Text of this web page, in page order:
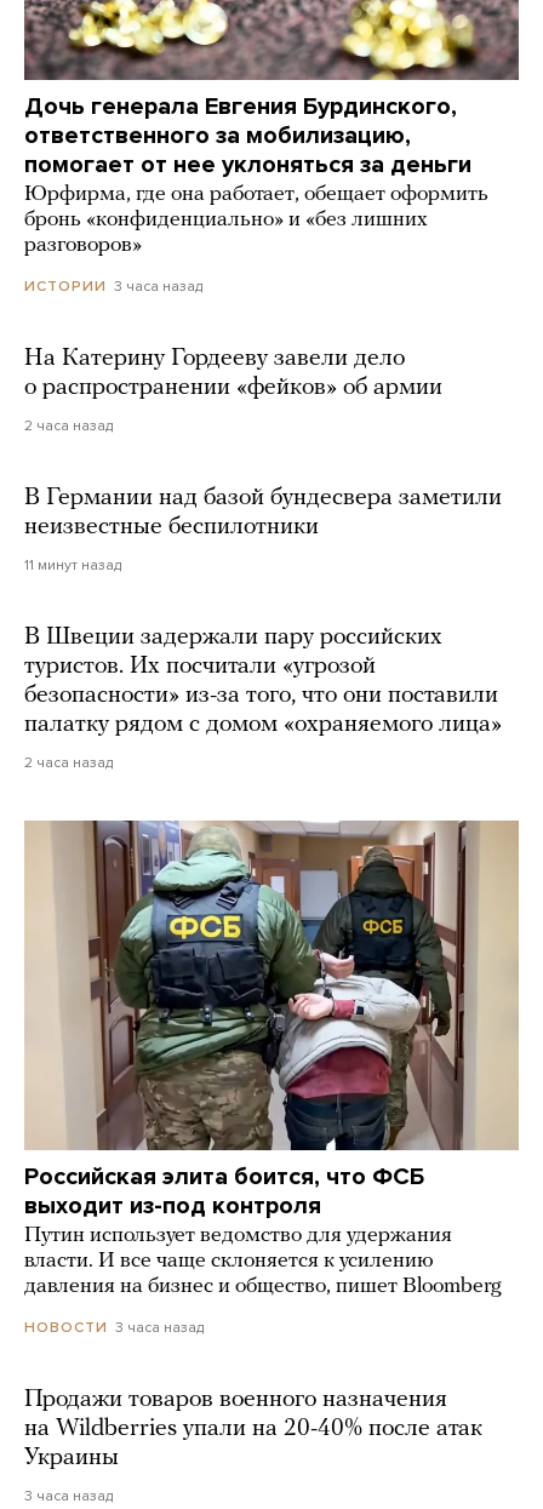
Дочь генерала Евгения Бурдинского,
ответственного за мобилизацию,
помогает от нее уклоняться за деньги
Юрфирма, где она работает, обещает оформить
бронь «конфиденциально» и «без лишних
разговоров»
ИСТОРИИ 3 часа назад
На Катерину Гордееву завели дело
о распространении «фейков» об армии
2 часа назад
В Германии над базой бундесвера заметили
неизвестные беспилотники
11 минут назад
В Швеции задержали пару российских
туристов. Их посчитали «угрозой
безопасности» из-за того, что они поставили
палатку рядом с домом «охраняемого лица»
2 часа назад
Российская элита боится, что ФСБ
выходит из-под контроля
Путин использует ведомство для удержания
власти. И все чаще склоняется к усилению
давления на бизнес и общество, пишет Bloomberg
НОВОСТИ 3 часа назад
Продажи товаров военного назначения
на Wildberries упали на 20-40% после атак
Украины
3 часа назад